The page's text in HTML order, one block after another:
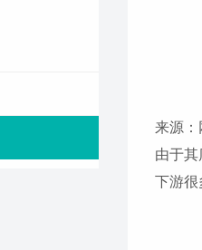
来源：
由于
下游很